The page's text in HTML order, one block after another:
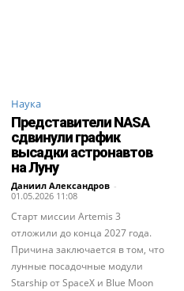
Наука
Представители NASA
сдвинули график
высадки астронавтов
на Луну
Даниил Александров -
01.05.2026 11:08
Старт миссии Artemis 3
отложили до конца 2027 года.
Причина заключается в том, что
лунные посадочные модули
Starship от SpaceX и Blue Moon